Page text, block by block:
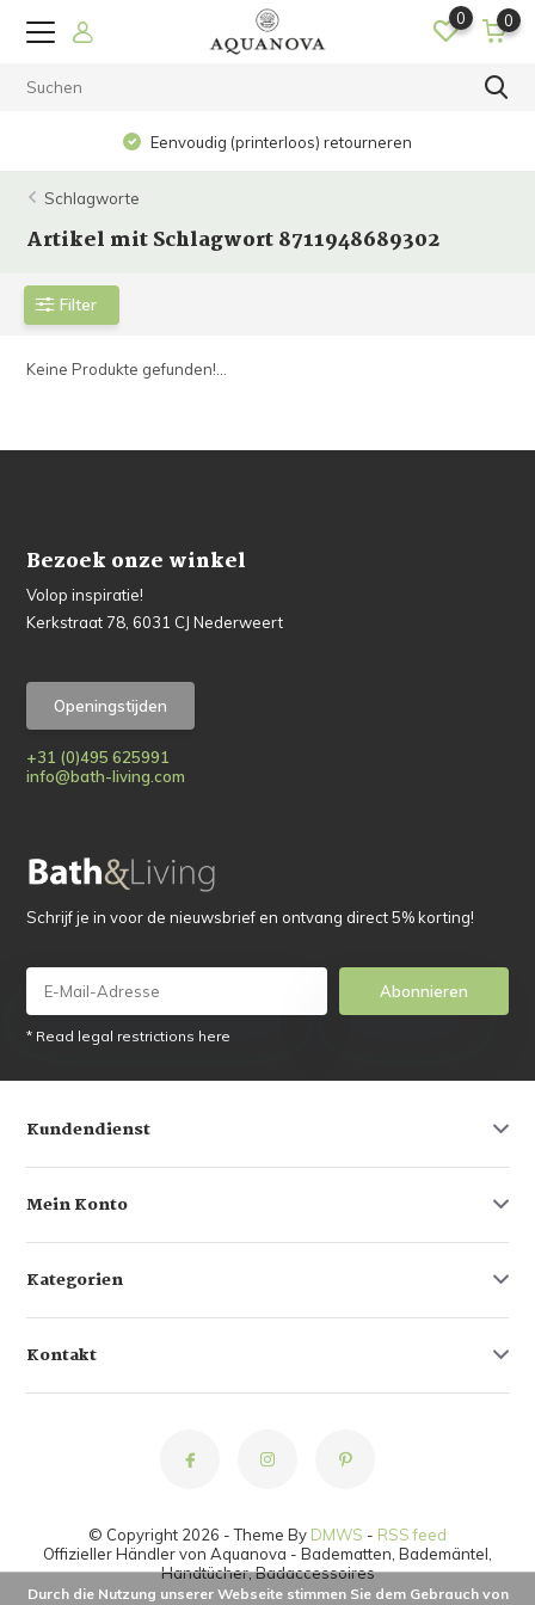
0 0
Eenvoudig (printerloos) retourneren
Schlagworte
Artikel mit Schlagwort 8711948689302
Filter
Keine Produkte gefunden!...
Bezoek onze winkel
Volop inspiratie!
Kerkstraat 78, 6031 CJ Nederweert
Openingstijden
+31 (0)495 625991
info@bath-living.com
Schrijf je in voor de nieuwsbrief en ontvang direct 5% korting!
Abonnieren
* Read legal restrictions here
Kundendienst
Mein Konto
Kategorien
Kontakt
© Copyright 2026 - Theme By DMWS - RSS feed
Offizieller Händler von Aquanova - Badematten, Bademäntel,
Handtücher, Badaccessoires
Durch die Nutzung unserer Webseite stimmen Sie dem Gebrauch von